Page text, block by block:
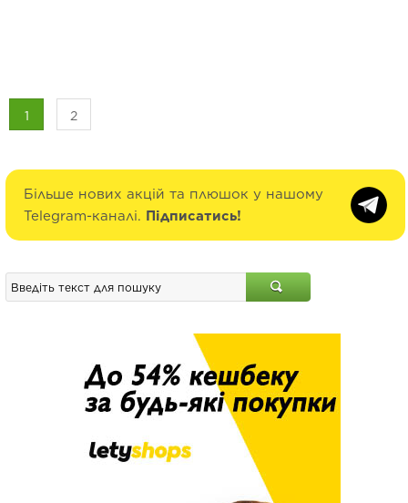
1 2
Більше нових акцій та плюшок у нашому
Telegram-каналі. Підписатись!